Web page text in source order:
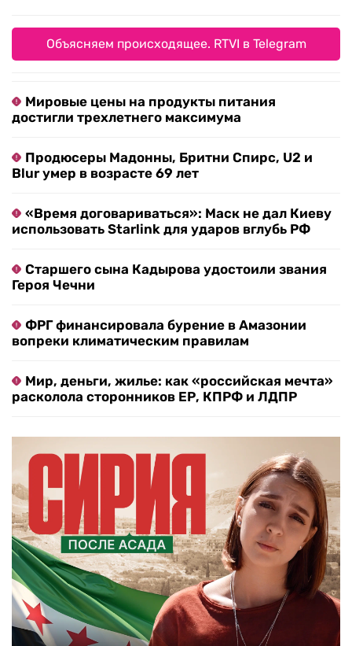
Объясняем происходящее. RTVI в Telegram
Мировые цены на продукты питания
достигли трехлетнего максимума
Продюсеры Мадонны, Бритни Спирс, U2 и
Blur умер в возрасте 69 лет
«Время договариваться»: Маск не дал Киеву
использовать Starlink для ударов вглубь РФ
Старшего сына Кадырова удостоили звания
Героя Чечни
ФРГ финансировала бурение в Амазонии
вопреки климатическим правилам
Мир, деньги, жилье: как «российская мечта»
расколола сторонников ЕР, КПРФ и ЛДПР